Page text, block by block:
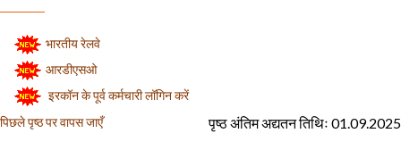
भारतीय रेलवे
आरडीएसओ
इरकॉन के पूर्व कर्मचारी लॉगिन करें
पिछले पृष्ठ पर वापस जाएँ
पृष्ठ अंतिम अद्यतन तिथिः 01.09.2025